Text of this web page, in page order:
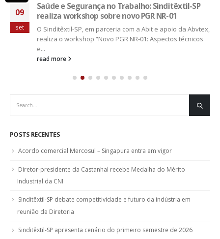
09
set
Saúde e Segurança no Trabalho: Sinditêxtil-SP
realiza workshop sobre novo PGR NR-01
O Sinditêxtil-SP, em parceria com a Abit e apoio da Abvtex,
realiza o workshop “Novo PGR NR-01: Aspectos técnicos
e...
read more
POSTS RECENTES
Acordo comercial Mercosul – Singapura entra em vigor
Diretor-presidente da Castanhal recebe Medalha do Mérito
Industrial da CNI
Sinditêxtil-SP debate competitividade e futuro da indústria em
reunião de Diretoria
Sinditêxtil-SP apresenta cenário do primeiro semestre de 2026